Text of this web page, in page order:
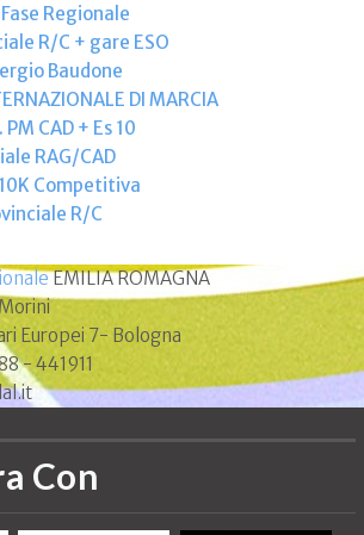
Regionale
R/C + gare ESO
Baudone
DI MARCIA
CAD + Es 10
RAG/CAD
Competitiva
R/C
EMILIA ROMAGNA
Europei 7- Bologna
- 441911
Con